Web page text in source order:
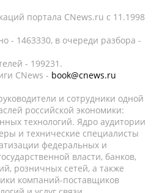
портала CNews.ru c 11.1998
- 1463330, в очереди разбора -
- 199231.
CNews - book@cnews.ru
и сотрудники одной
российской экономики:
технологий. Ядро аудитории
и технические специалисты
федеральных и
власти, банков,
розничных сетей, а также
компаний-поставщиков